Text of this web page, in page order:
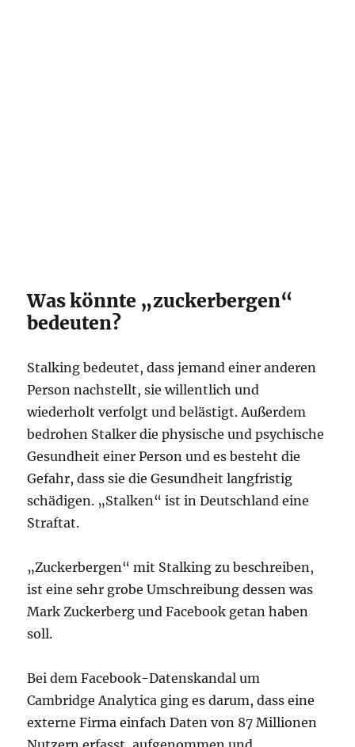
Was könnte „zuckerbergen“
bedeuten?
Stalking bedeutet, dass jemand einer anderen
Person nachstellt, sie willentlich und
wiederholt verfolgt und belästigt. Außerdem
bedrohen Stalker die physische und psychische
Gesundheit einer Person und es besteht die
Gefahr, dass sie die Gesundheit langfristig
schädigen. „Stalken“ ist in Deutschland eine
Straftat.
„Zuckerbergen“ mit Stalking zu beschreiben,
ist eine sehr grobe Umschreibung dessen was
Mark Zuckerberg und Facebook getan haben
soll.
Bei dem Facebook-Datenskandal um
Cambridge Analytica ging es darum, dass eine
externe Firma einfach Daten von 87 Millionen